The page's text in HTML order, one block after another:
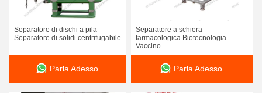
Separatore di dischi a pila
Separatore di solidi centrifugabile
Parla Adesso.
Separatore a schiera
farmacologica Biotecnologia
Vaccino
Parla Adesso.